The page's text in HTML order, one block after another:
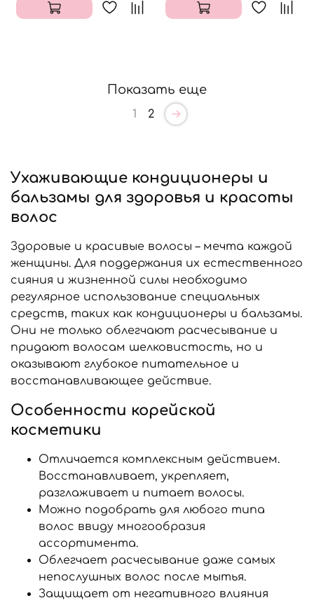
Показать еще
1 2
Ухаживающие кондиционеры и
бальзамы для здоровья и красоты
волос
Здоровые и красивые волосы – мечта каждой
женщины. Для поддержания их естественного
сияния и жизненной силы необходимо
регулярное использование специальных
средств, таких как кондиционеры и бальзамы.
Они не только облегчают расчесывание и
придают волосам шелковистость, но и
оказывают глубокое питательное и
восстанавливающее действие.
Особенности корейской
косметики
Отличается комплексным действием.
Восстанавливает, укрепляет,
разглаживает и питает волосы.
Можно подобрать для любого типа
волос ввиду многообразия
ассортимента.
Облегчает расчесывание даже самых
непослушных волос после мытья.
Защищает от негативного влияния